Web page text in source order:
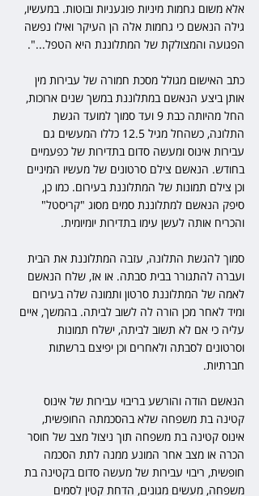
אלא משום גחמות מיניות פוגעניות ובוטות. במעשיו,
גילה הנאשם כי גחמות אלה הן העיקר ואילו נפשה
הפגועה והמצולקת של המתלוננת היא הטפל...".
כתב האישום מגולל מסכת חמורה של עבירות מין
אותן ביצע הנאשם במתלוננת במשך שנים ארוכות,
החל מהיותה כבת 9 ועד סמוך למועד הגשת
התלונה, כשהחל מגיל 12.5 כללו המעשים גם
עבירות אינוס ומעשה סדום בתדירות של כפעמיים
בחודש. הנאשם צילם סרטונים של מעשיו המיניים
וכן צילם תמונות של המתלוננת בעירום. כמו כן,
סיפק הנאשם למתלוננת סמים מסוג "קריסטל"
והכריח אותה לעשן עימו בתדירות יומיומית.
סמוך להגשת התלונה, עזבה המתלוננת את הבית
ועברה להתגורר בבית סבתה. או אז, שלח הנאשם
לאמה של המתלוננת סרטון ותמונה שלה בעירום
ומיד לאחר מכן הורה לה לשוב לביתה. בהמשך, איים
עליה כי אם לא תשוב לביתה, ישלח תמונות
וסרטונים לסבתה ולאחרים וכן יפיצם ברשתות
חברתיות.
הנאשם הודה והורשע בריבוי עבירות של אינוס
קטינה בת משפחה שלא בהסכמתה החופשית,
אינוס קטינה בת משפחה תוך ניצול מצב של חוסר
הכרה או מצב אחר המונע ממנה לתת הסכמה
חופשית, ריבוי עבירות של מעשה סדום בקטינה בת
משפחה, מעשים מגונים, הדחת קטין לסמים